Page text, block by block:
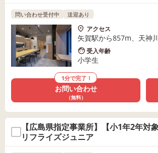
問い合わせ受付中 送迎あり
アクセス
矢賀駅から857m、天神
受入年齢
小学生
1分で完了！
お問い合わせ
（無料）
【広島県指定事業所】【小1年2年対
リフライズジュニア